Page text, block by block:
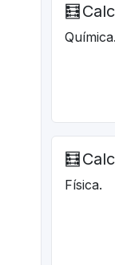
🧮
Química.
🧮
Física.